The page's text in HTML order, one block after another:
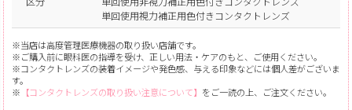
単回使用視力補正用色付きコンタクトレンズ
※当店は高度管理医療機器の取り扱い店舗です。
※ご購入前に眼科医の指導を受け、正しい用法・ケアのもと、ご使用ください。
※コンタクトレンズの装着イメージや発色感、与える印象などには個人差がございま
す。
※ 【コンタクトレンズの取り扱い注意について】 をご一読の上、ご注文ください。